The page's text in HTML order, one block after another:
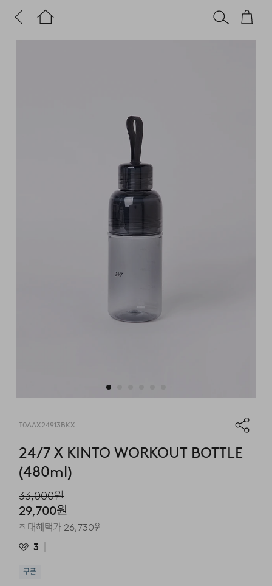
T0AAX24913BKX
24/7 X KINTO WORKOUT BOTTLE
(480ml)
29,700원
33,000원
최대혜택가 26,730원
3
쿠폰